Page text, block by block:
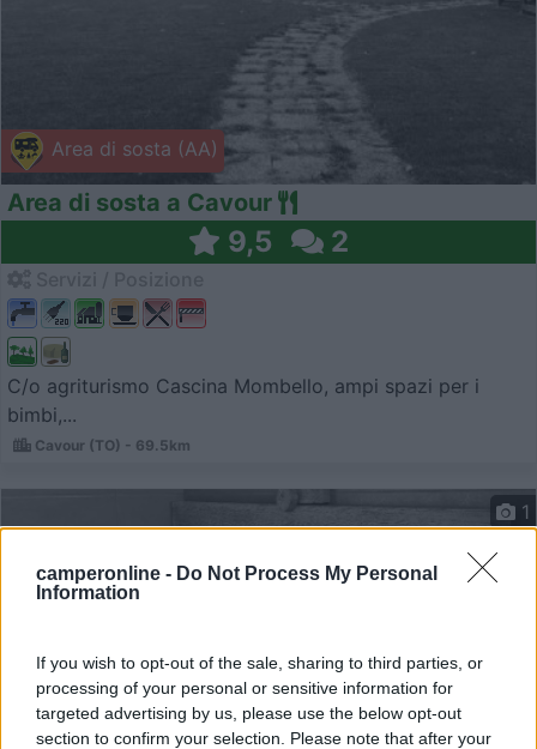
camperonline - Do Not Process My Personal
Information
If you wish to opt-out of the sale, sharing to third parties, or
processing of your personal or sensitive information for
targeted advertising by us, please use the below opt-out
section to confirm your selection. Please note that after your
Area di sosta (AA)
Area di sosta a Cavour
9,5 2
C/o agriturismo Cascina Mombello, ampi spazi per i
bimbi,...
Cavour (TO) - 69.5km
1